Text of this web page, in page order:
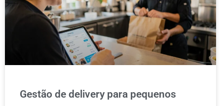
Gestão de delivery para pequenos